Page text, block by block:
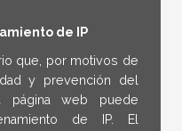
de IP
que, por motivos de
y prevención del
página web puede
de IP. El